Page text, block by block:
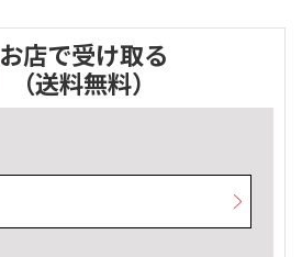
お店で受け取る
（送料無料）